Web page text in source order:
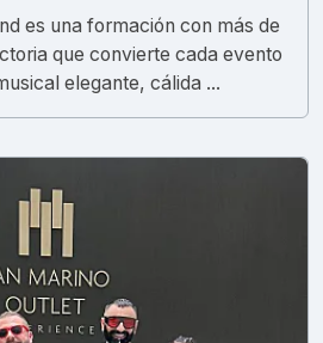
es una formación con más de
que convierte cada evento
elegante, cálida ...